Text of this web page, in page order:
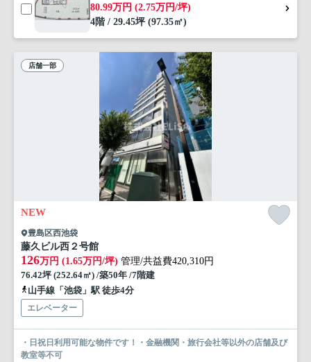
80.99万円 (2.75万円/坪)
4階 / 29.45坪 (97.35㎡)
店舗一部
NEW
豊島区西池袋
藤久ビル西２号館
126万円 (1.65万円/坪) 管理/共益費420,310円
76.42坪 (252.64㎡) /築50年 /7階建
山手線「池袋」駅 徒歩4分
エレベーター
・日祝日利用可能な物件です！・金融機関・旅行会社等以外の店舗及び
教室等不可